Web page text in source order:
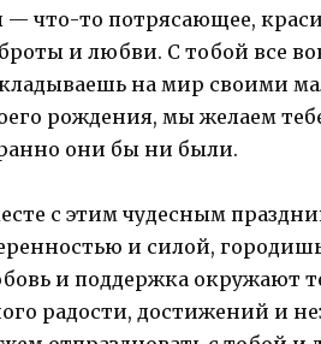
— что-то потрясающее,
и любви. С тобой все
на мир своими
рождения, мы желаем
они бы ни были.
с этим чудесным
и силой,
и поддержка окружают
радости, достижений и